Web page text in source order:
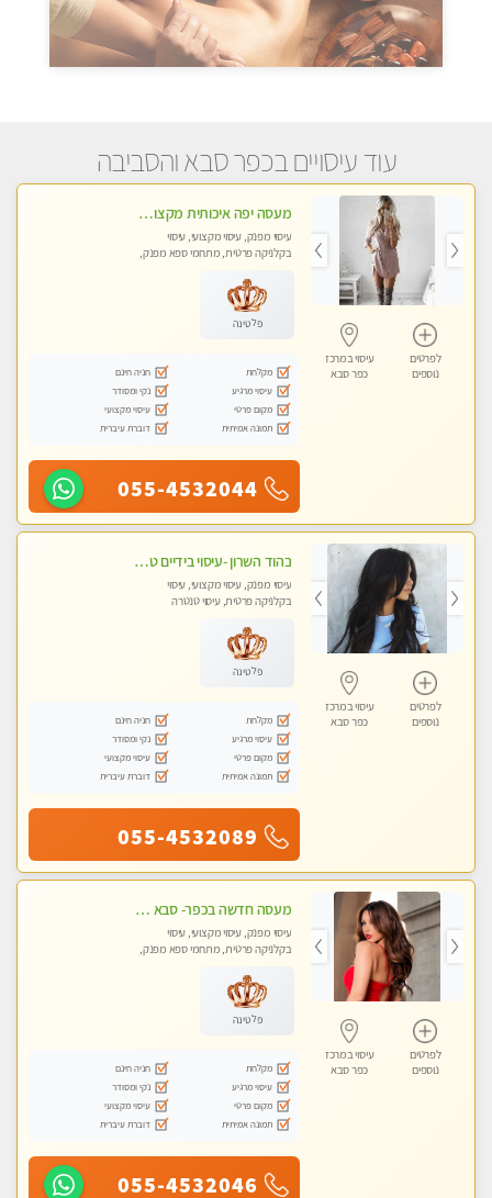
עוד עיסויים בכפר סבא והסביבה
לפרטים
נוספים
עיסוי במרכז
כפר סבא
מעסה יפה איכותית מקצועית ומפנקת מאוד פרטי מומלץ בחום
עיסוי מפנק, עיסוי מקצועי, עיסוי
בקלניקה פרטית, מתחמי ספא מפנק,
פלטינה
מקלחת
חניה חינם
עיסוי מרגיע
נקי ומסודר
מקום פרטי
עיסוי מקצועי
תמונה אמיתית
דוברת עיברית
055-4532044
לפרטים
נוספים
עיסוי במרכז
כפר סבא
בהוד השרון -עיסוי בידיים טובות עם מעסה בעלת ניסיון רב בתחום.
עיסוי מפנק, עיסוי מקצועי, עיסוי
בקלניקה פרטית, עיסוי טנטרה
פלטינה
מקלחת
חניה חינם
עיסוי מרגיע
נקי ומסודר
מקום פרטי
עיסוי מקצועי
תמונה אמיתית
דוברת עיברית
055-4532089
לפרטים
נוספים
עיסוי במרכז
כפר סבא
מעסה חדשה בכפר- סבא -מומלץ לחלוטין!!!! מעסה מקצועית צעירה ואיכותית פרטי!!!
עיסוי מפנק, עיסוי מקצועי, עיסוי
בקלניקה פרטית, מתחמי ספא מפנק,
פלטינה
מקלחת
חניה חינם
עיסוי מרגיע
נקי ומסודר
מקום פרטי
עיסוי מקצועי
תמונה אמיתית
דוברת עיברית
055-4532046